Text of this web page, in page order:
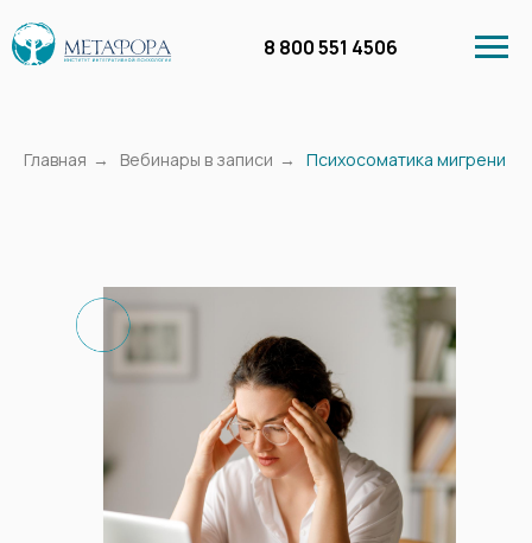
Бесплатное обучение Вебинары в
8 800 551 4506
Главная → Вебинары в записи → Психосоматика мигрени